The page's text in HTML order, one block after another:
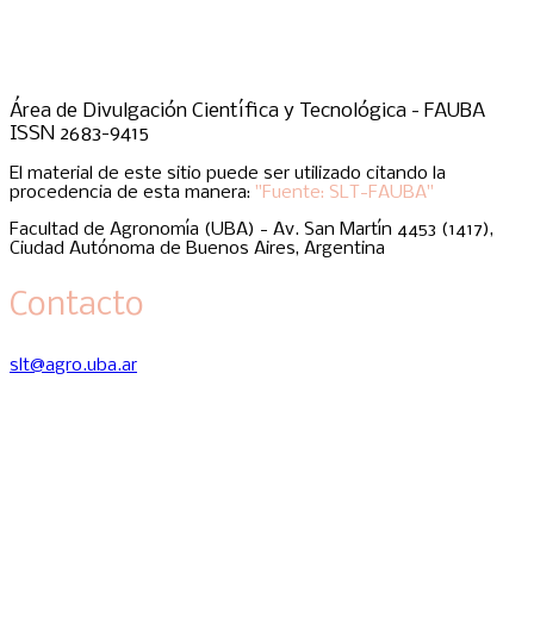
Área de Divulgación Científica y Tecnológica - FAUBA
ISSN 2683-9415
El material de este sitio puede ser utilizado citando la
procedencia de esta manera: "Fuente: SLT-FAUBA"
Facultad de Agronomía (UBA) - Av. San Martín 4453 (1417),
Ciudad Autónoma de Buenos Aires, Argentina
Contacto
slt@agro.uba.ar